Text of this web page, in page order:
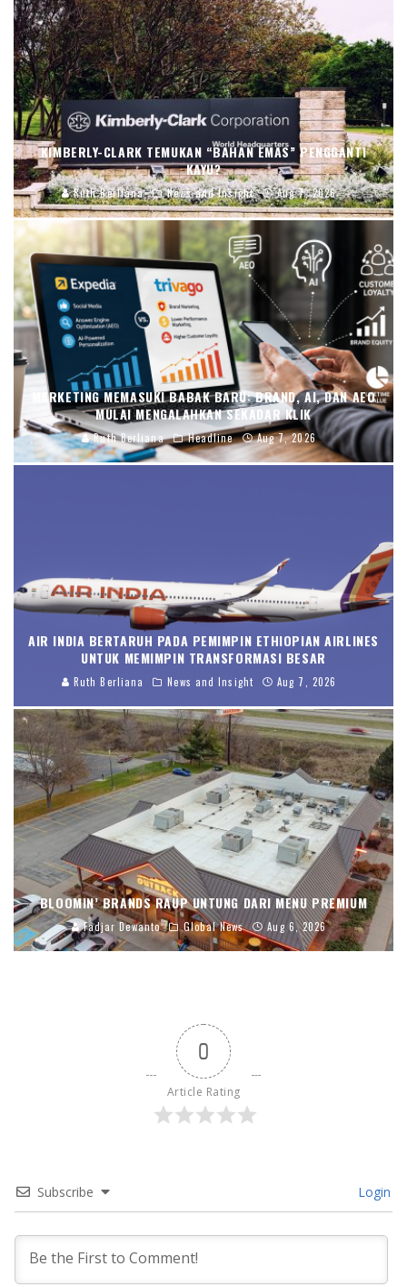
KIMBERLY-CLARK TEMUKAN “BAHAN EMAS” PENGGANTI
KAYU?
Ruth Berliana News and Insight Aug 7, 2026
MARKETING MEMASUKI BABAK BARU: BRAND, AI, DAN AEO
MULAI MENGALAHKAN SEKADAR KLIK
Ruth Berliana Headline Aug 7, 2026
AIR INDIA BERTARUH PADA PEMIMPIN ETHIOPIAN AIRLINES
UNTUK MEMIMPIN TRANSFORMASI BESAR
Ruth Berliana News and Insight Aug 7, 2026
BLOOMIN’ BRANDS RAUP UNTUNG DARI MENU PREMIUM
Fadjar Dewanto Global News Aug 6, 2026
0
Article Rating
Subscribe Login